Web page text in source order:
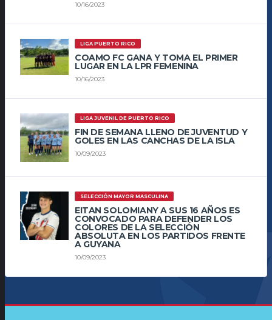
10/16/2023
LIGA PUERTO RICO
COAMO FC GANA Y TOMA EL PRIMER
LUGAR EN LA LPR FEMENINA
10/16/2023
LIGA JUVENIL DE PUERTO RICO
FIN DE SEMANA LLENO DE JUVENTUD Y
GOLES EN LAS CANCHAS DE LA ISLA
10/09/2023
SELECCIÓN MAYOR MASCULINA
EITAN SOLOMIANY A SUS 16 AÑOS ES
CONVOCADO PARA DEFENDER LOS
COLORES DE LA SELECCIÓN
ABSOLUTA EN LOS PARTIDOS FRENTE
A GUYANA
10/09/2023